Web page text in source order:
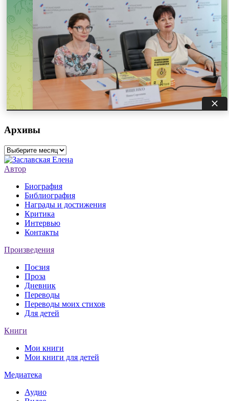
Архивы
Архивы
Автор
Биография
Библиография
Награды и достижения
Критика
Интервью
Контакты
Произведения
Поєзия
Проза
Дневник
Переводы
Переводы моих стихов
Для детей
Книги
Мои книги
Мои книги для детей
Медиатека
Аудио